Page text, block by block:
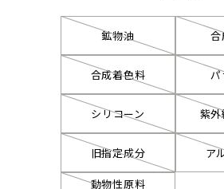
鉱物油
合成着色料 パ
シリコーン 紫
旧指定成分 ア
動物性原料